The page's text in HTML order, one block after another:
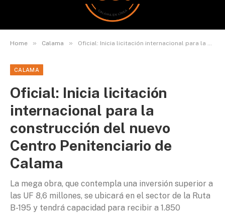
Home » Calama » Oficial: Inicia licitación internacional para la construcción del nuevo Centro Penitenciario de Calama
CALAMA
Oficial: Inicia licitación
internacional para la
construcción del nuevo
Centro Penitenciario de
Calama
La mega obra, que contempla una inversión superior a
las UF 8,6 millones, se ubicará en el sector de la Ruta
B-195 y tendrá capacidad para recibir a 1.850